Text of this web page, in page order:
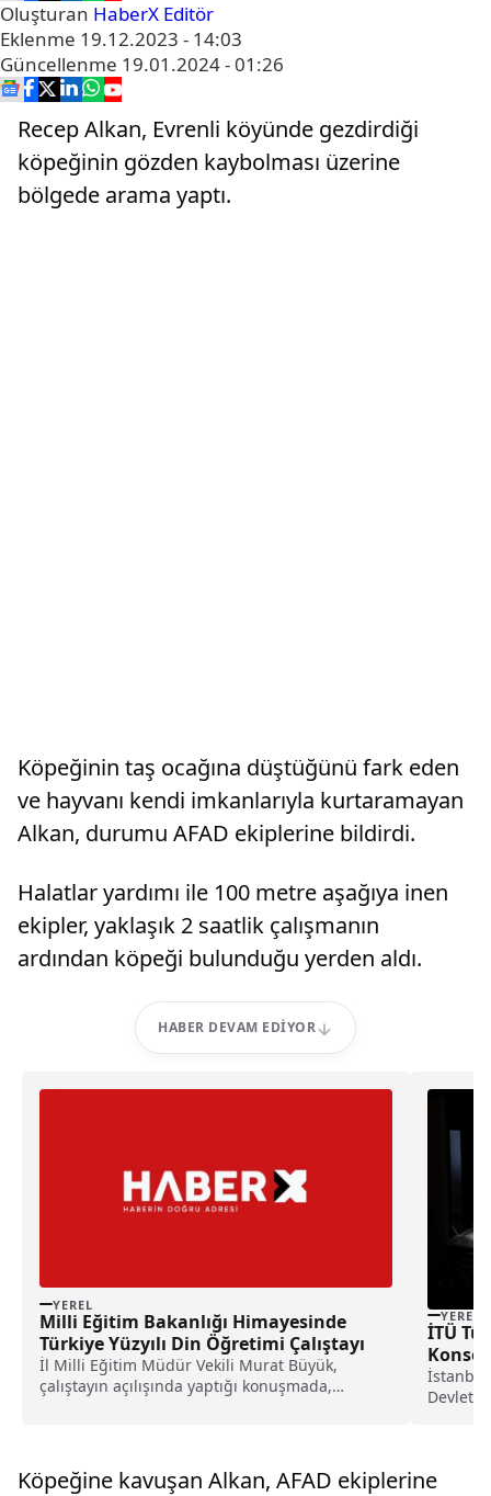
Oluşturan HaberX Editör
Eklenme 19.12.2023 - 14:03
Güncellenme 19.01.2024 - 01:26
Recep Alkan, Evrenli köyünde gezdirdiği
köpeğinin gözden kaybolması üzerine
bölgede arama yaptı.
Köpeğinin taş ocağına düştüğünü fark eden
ve hayvanı kendi imkanlarıyla kurtaramayan
Alkan, durumu AFAD ekiplerine bildirdi.
Halatlar yardımı ile 100 metre aşağıya inen
ekipler, yaklaşık 2 saatlik çalışmanın
ardından köpeği bulunduğu yerden aldı.
HABER DEVAM EDIYOR
YEREL
Milli Eğitim Bakanlığı Himayesinde
Türkiye Yüzyılı Din Öğretimi Çalıştayı
İl Milli Eğitim Müdür Vekili Murat Büyük,
çalıştayın açılışında yaptığı konuşmada,
YEREL
İTÜ
İstanbul
Devlet
Yıl
Köpeğine kavuşan Alkan, AFAD ekiplerine